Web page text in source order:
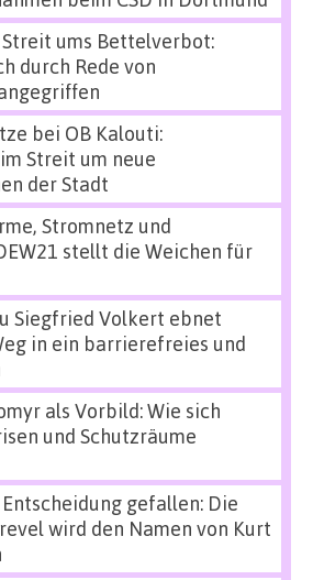
Streit ums Bettelverbot:
durch Rede von
bei OB Kalouti:
Streit um neue
der Stadt
Stromnetz und
stellt die Weichen für
Siegfried Volkert ebnet
in ein barrierefreies und
als Vorbild: Wie sich
und Schutzräume
Entscheidung gefallen: Die
wird den Namen von Kurt